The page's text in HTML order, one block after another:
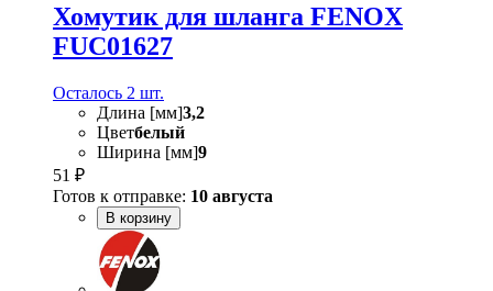
Хомутик для шланга FENOX
FUC01627
Осталось 2 шт.
Длина [мм]3,2
Цветбелый
Ширина [мм]9
51 ₽
Готов к отправке: 10 августа
В корзину